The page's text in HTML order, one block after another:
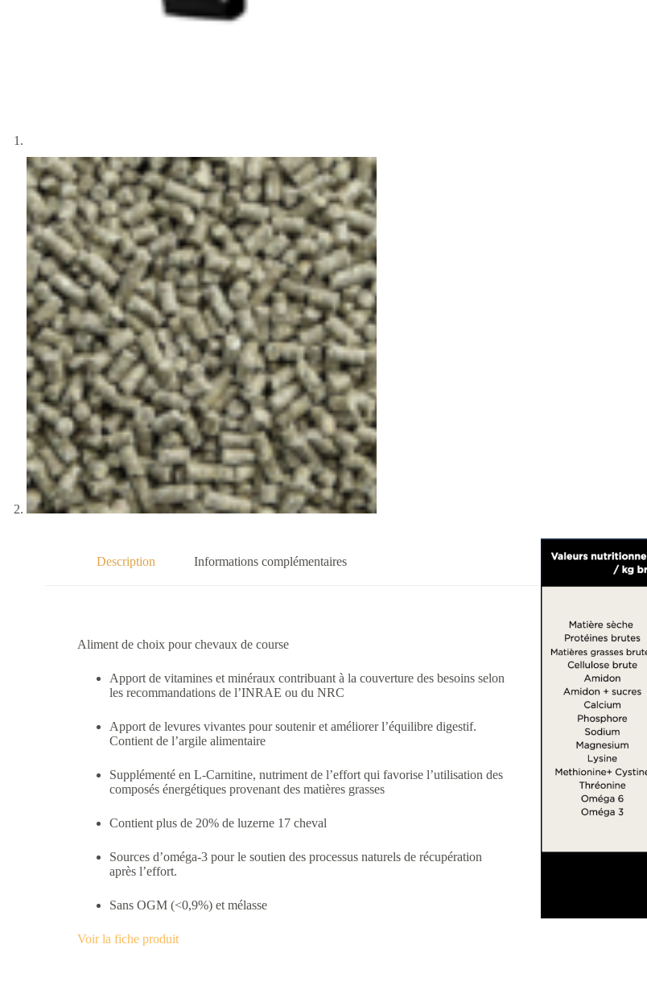
Description Informations complémentaires
Aliment de choix pour chevaux de course
Apport de vitamines et minéraux contribuant à la couverture des besoins selon
les recommandations de l’INRAE ou du NRC
Apport de levures vivantes pour soutenir et améliorer l’équilibre digestif.
Contient de l’argile alimentaire
Supplémenté en L-Carnitine, nutriment de l’effort qui favorise l’utilisation des
composés énergétiques provenant des matières grasses
Contient plus de 20% de luzerne 17 cheval
Sources d’oméga-3 pour le soutien des processus naturels de récupération
après l’effort.
Sans OGM (<0,9%) et mélasse
Voir la fiche produit